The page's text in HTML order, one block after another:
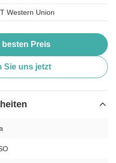
Western Union
besten Preis
Sie uns jetzt